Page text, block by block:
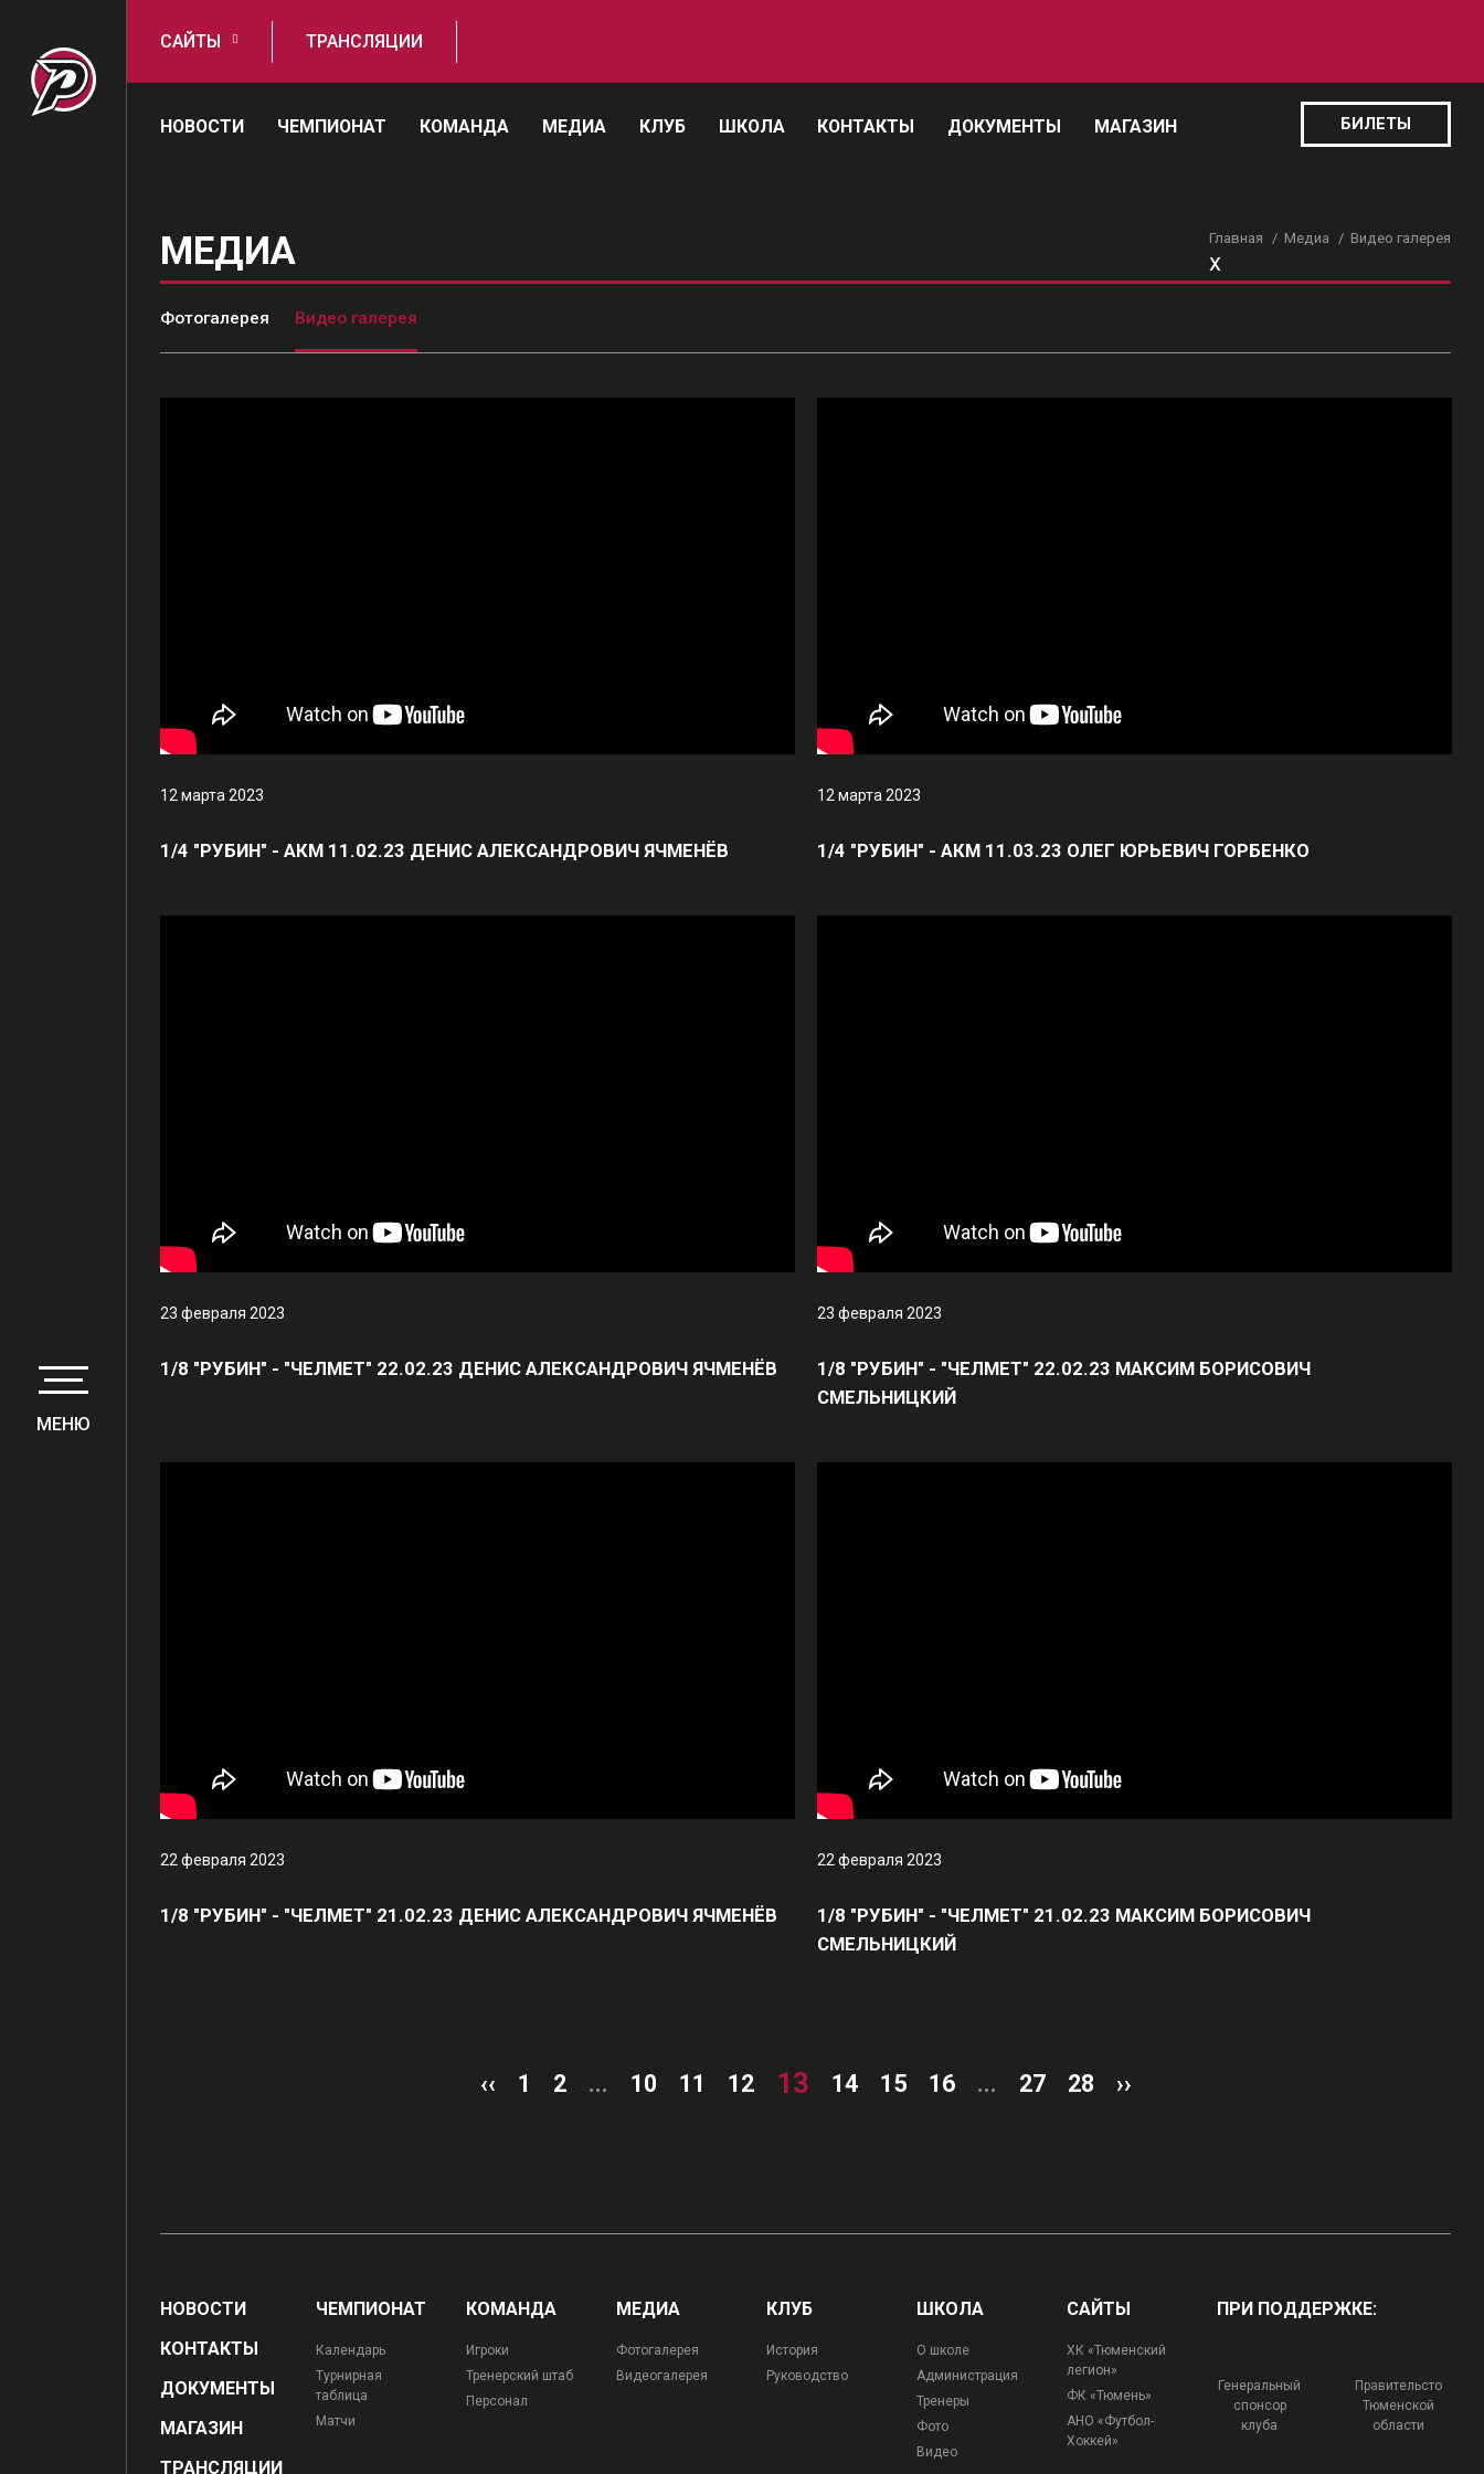
САЙТЫ ТРАНСЛЯЦИИ
НОВОСТИ ЧЕМПИОНАТ КОМАНДА МЕДИА КЛУБ ШКОЛА КОНТАКТЫ ДОКУМЕНТЫ МАГАЗИН БИЛЕТЫ
МЕНЮ
МЕДИА Главная Медиа Видео галерея
x
Фотогалерея Видео галерея
12 марта 2023
1/4 "РУБИН" - АКМ 11.02.23 ДЕНИС АЛЕКСАНДРОВИЧ ЯЧМЕНЁВ
12 марта 2023
1/4 "РУБИН" - АКМ 11.03.23 ОЛЕГ ЮРЬЕВИЧ ГОРБЕНКО
23 февраля 2023
1/8 "РУБИН" - "ЧЕЛМЕТ" 22.02.23 ДЕНИС АЛЕКСАНДРОВИЧ ЯЧМЕНЁВ
23 февраля 2023
1/8 "РУБИН" - "ЧЕЛМЕТ" 22.02.23 МАКСИМ БОРИСОВИЧ
СМЕЛЬНИЦКИЙ
22 февраля 2023
1/8 "РУБИН" - "ЧЕЛМЕТ" 21.02.23 ДЕНИС АЛЕКСАНДРОВИЧ ЯЧМЕНЁВ
22 февраля 2023
1/8 "РУБИН" - "ЧЕЛМЕТ" 21.02.23 МАКСИМ БОРИСОВИЧ
СМЕЛЬНИЦКИЙ
‹‹ 1 2 ... 10 11 12 13 14 15 16 ... 27 28 ››
НОВОСТИ
КОНТАКТЫ
ДОКУМЕНТЫ
МАГАЗИН
ТРАНСЛЯЦИИ
ЧЕМПИОНАТ
Календарь
Турнирная
таблица
Матчи
КОМАНДА
Игроки
Тренерский штаб
Персонал
МЕДИА
Фотогалерея
Видеогалерея
КЛУБ
История
Руководство
ШКОЛА
О школе
Администрация
Тренеры
Фото
Видео
САЙТЫ
ХК «Тюменский
легион»
ФК «Тюмень»
АНО «Футбол-
Хоккей»
ПРИ ПОДДЕРЖКЕ:
Генеральный
спонсор
клуба
Правительсто
Тюменской
области